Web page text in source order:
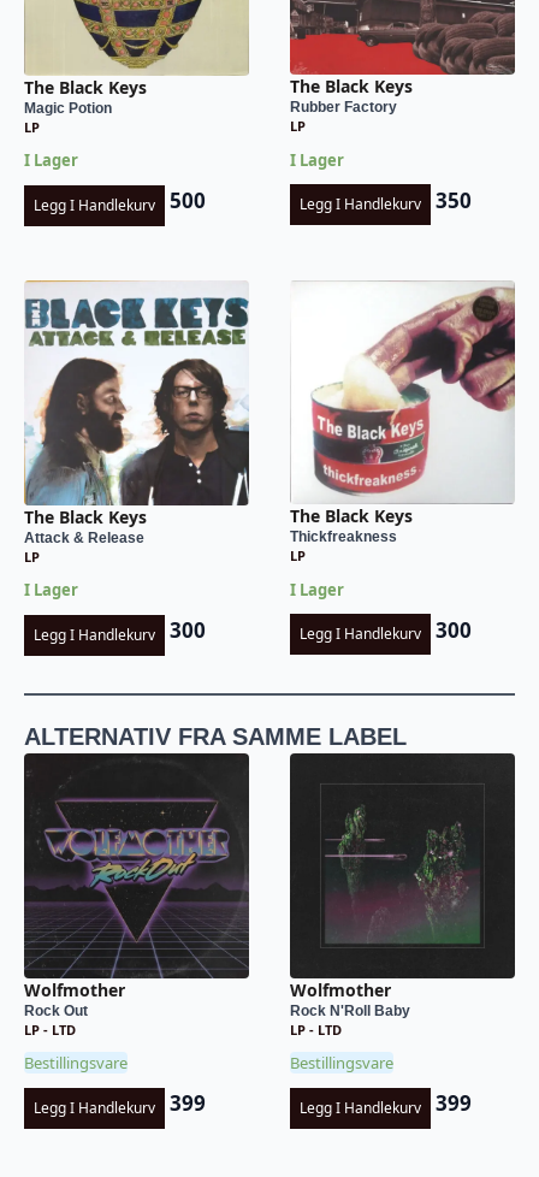
The Black Keys
Magic Potion
LP
I Lager
Legg I Handlekurv 500
The Black Keys
Rubber Factory
LP
I Lager
Legg I Handlekurv 350
The Black Keys
Attack & Release
LP
I Lager
Legg I Handlekurv 300
The Black Keys
Thickfreakness
LP
I Lager
Legg I Handlekurv 300
ALTERNATIV FRA SAMME LABEL
Wolfmother
Rock Out
LP - LTD
Bestillingsvare
Legg I Handlekurv 399
Wolfmother
Rock N'Roll Baby
LP - LTD
Bestillingsvare
Legg I Handlekurv 399